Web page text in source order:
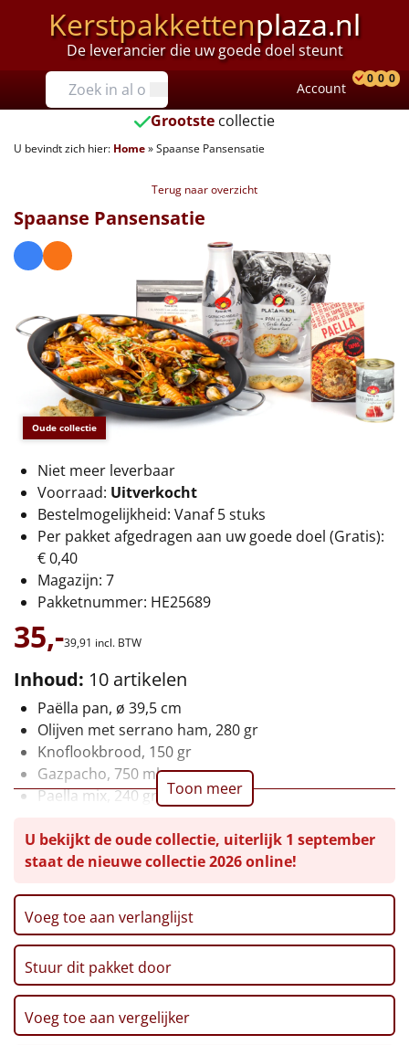
Kerstpakkettenplaza.nl
De leverancier die uw goede doel steunt
Prijzen
Tot €25
€25 tot €35
€40 tot €45
€50 tot €55
€55 tot €75
€75 tot €100
€100 en hoger
Alle kerstpakketten 2026
Thema
Origineel
Rituals
Luxe
Mannen
Vrouwen
Duurzaam
Leuke
Goedkope
Uniek
Alle thema's
Artikel
Account
0 0 0
Grootste collectie
U bevindt zich hier: Home»Spaanse Pansensatie
Terug naar overzicht
Oude collectie
Spaanse Pansensatie
Niet meer leverbaar
Voorraad: Uitverkocht
Bestelmogelijkheid: Vanaf 5 stuks
Per pakket afgedragen aan uw goede doel (Gratis):
€ 0,40
Magazijn: 7
Pakketnummer: HE25689
35,-39,91 incl. BTW
Inhoud: 10 artikelen
Paëlla pan, ø 39,5 cm
Olijven met serrano ham, 280 gr
Knoflookbrood, 150 gr
Gazpacho, 750 ml
Paella mix, 240 gr
Kerstkaart
Voucher Ponycity
Toon meer
U bekijkt de oude collectie, uiterlijk 1 september
staat de nieuwe collectie 2026 online!
Voeg toe aan verlanglijst
Stuur dit pakket door
Voeg toe aan vergelijker